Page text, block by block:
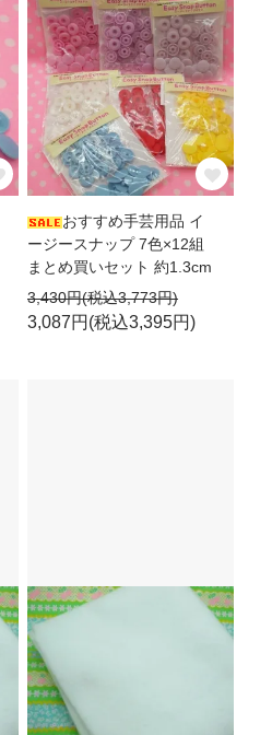
おすすめ手芸用品 イ
ージースナップ 7色×12組
まとめ買いセット 約1.3cm
3,430円(税込3,773円)
3,087円(税込3,395円)